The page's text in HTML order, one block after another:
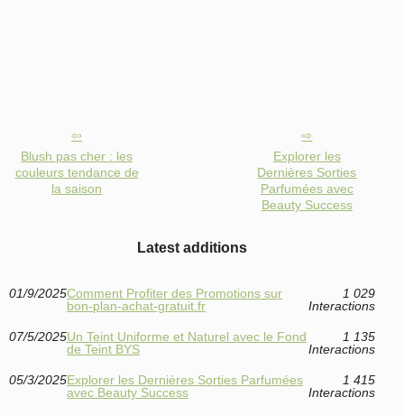
Blush pas cher : les
couleurs tendance de
la saison
Explorer les
Dernières Sorties
Parfumées avec
Beauty Success
Latest additions
01/9/2025Comment Profiter des Promotions sur
bon-plan-achat-gratuit.fr
1 029
Interactions
07/5/2025Un Teint Uniforme et Naturel avec le Fond
de Teint BYS
1 135
Interactions
05/3/2025Explorer les Dernières Sorties Parfumées
avec Beauty Success
1 415
Interactions